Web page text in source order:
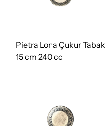
Pietra Lona Çukur Tabak
15 cm 240 cc